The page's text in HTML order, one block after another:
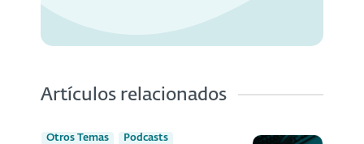
Artículos relacionados
Otros Temas Podcasts